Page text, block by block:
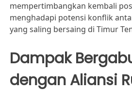
mempertimbangkan kembali
menghadapi potensi konflik
yang saling bersaing di Timur
Dampak
dengan Aliansi